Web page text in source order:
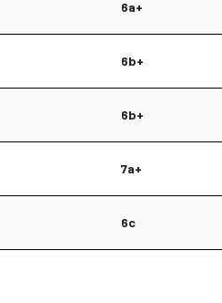
6a+
6b+
6b+
7a+
6c